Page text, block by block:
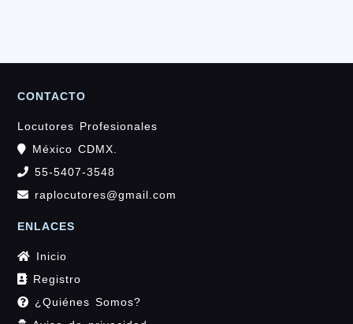
CONTACTO
Locutores Profesionales
México CDMX.
55-5407-3548
raplocutores@gmail.com
ENLACES
Inicio
Registro
¿Quiénes Somos?